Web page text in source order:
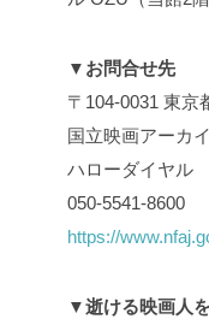
▼お問合せ先
〒104-0031 東京
国立映画アーカ
ハローダイヤル
050-5541-8600
https://
▼逝ける映画人